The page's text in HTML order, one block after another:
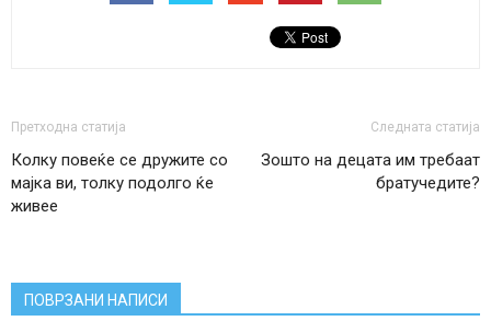
Претходна статија
Колку повеќе се дружите со
мајка ви, толку подолго ќе
живее
Следната статија
Зошто на децата им требаат
братучедите?
ПОВРЗАНИ НАПИСИ